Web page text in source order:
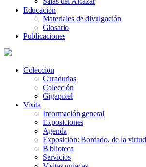
Educación
Materiales de divulgación
Glosario
Publicaciones
Colección
Curadurías
Colección
Gigapixel
Visita
Información general
Exposiciones
Agenda
Exposición: Bordado, de la virtud
Biblioteca
Servicios